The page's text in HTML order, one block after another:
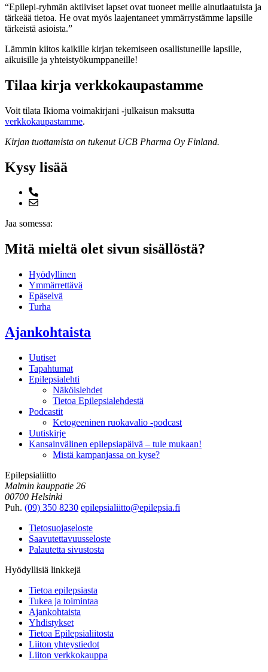
“Epilepi-ryhmän aktiiviset lapset ovat tuoneet meille ainutlaatuista ja
tärkeää tietoa. He ovat myös laajentaneet ymmärrystämme lapsille
tärkeistä asioista.”
Lämmin kiitos kaikille kirjan tekemiseen osallistuneille lapsille,
aikuisille ja yhteistyökumppaneille!
Tilaa kirja verkkokaupastamme
Voit tilata Ikioma voimakirjani -julkaisun maksutta
verkkokaupastamme.
Kirjan tuottamista on tukenut UCB Pharma Oy Finland.
Kysy lisää
Jaa somessa:
Mitä mieltä olet sivun sisällöstä?
Hyödyllinen
Ymmärrettävä
Epäselvä
Turha
Ajankohtaista
Uutiset
Tapahtumat
Epilepsialehti
Näköislehdet
Tietoa Epilepsialehdestä
Podcastit
Ketogeeninen ruokavalio -podcast
Uutiskirje
Kansainvälinen epilepsiapäivä – tule mukaan!
Mistä kampanjassa on kyse?
Epilepsialiitto
Malmin kauppatie 26
00700 Helsinki
Puh. (09) 350 8230 epilepsialiitto@epilepsia.fi
Tietosuojaseloste
Saavutettavuusseloste
Palautetta sivustosta
Hyödyllisiä linkkejä
Tietoa epilepsiasta
Tukea ja toimintaa
Ajankohtaista
Yhdistykset
Tietoa Epilepsialiitosta
Liiton yhteystiedot
Liiton verkkokauppa